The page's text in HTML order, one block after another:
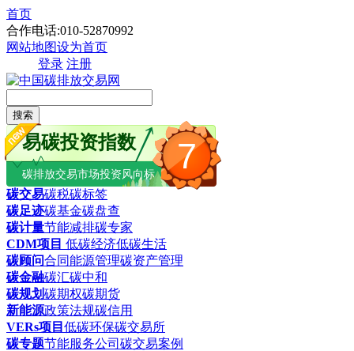
首页
合作电话:010-52870992
网站地图设为首页
登录 注册
搜索
7
易碳投资指数
碳排放交易市场投资风向标
碳交易碳税碳标签
碳足迹碳基金碳盘查
碳计量节能减排碳专家
CDM项目 低碳经济低碳生活
碳顾问合同能源管理碳资产管理
碳金融碳汇碳中和
碳规划碳期权碳期货
新能源政策法规碳信用
VERs项目 低碳环保碳交易所
碳专题节能服务公司 碳交易案例